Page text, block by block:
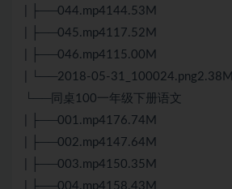
| ├──044.mp4144.53M
| ├──045.mp4117.52M
| ├──046.mp4115.00M
| └──2018-05-31_100024.png2.38M
└──同桌100一年级下册语文
| ├──001.mp4176.74M
| ├──002.mp4147.64M
| ├──003.mp4150.35M
| ├──004.mp4158.43M